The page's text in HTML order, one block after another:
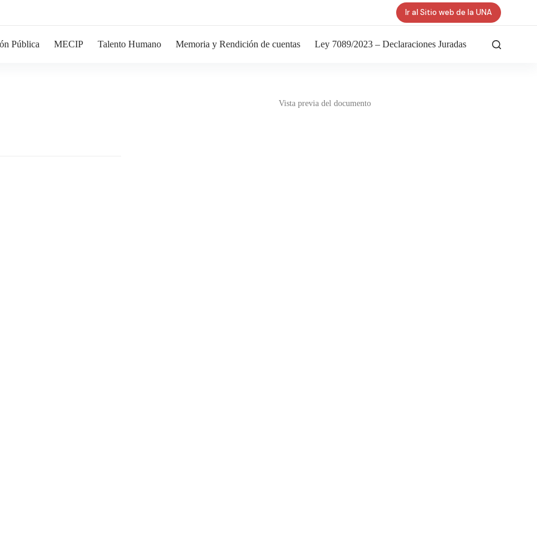
Ir al Sitio web de la UNA
Pública MECIP Talento Humano Memoria y Rendición de cuentas Ley 7089/2023 – Declaraciones Juradas
Vista previa del documento